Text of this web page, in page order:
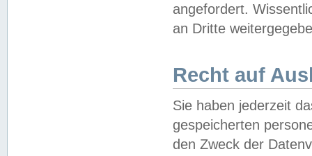
angefordert.
an Dritte
Recht auf
Sie haben jederzeit
gespeicherten
den Zweck der